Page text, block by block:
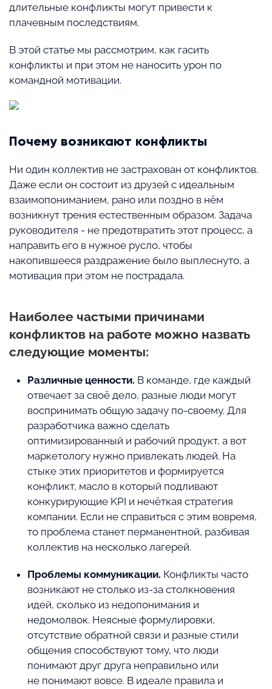
длительные конфликты могут привести к
плачевным последствиям.
В этой статье мы рассмотрим, как гасить
конфликты и при этом не наносить урон по
командной мотивации.
Почему возникают конфликты
Ни один коллектив не застрахован от конфликтов.
Даже если он состоит из друзей с идеальным
взаимопониманием, рано или поздно в нём
возникнут трения естественным образом. Задача
руководителя - не предотвратить этот процесс, а
направить его в нужное русло, чтобы
накопившееся раздражение было выплеснуто, а
мотивация при этом не пострадала.
Наиболее частыми причинами
конфликтов на работе можно назвать
следующие моменты:
Различные ценности. В команде, где каждый
отвечает за своё дело, разные люди могут
воспринимать общую задачу по-своему. Для
разработчика важно сделать
оптимизированный и рабочий продукт, а вот
маркетологу нужно привлекать людей. На
стыке этих приоритетов и формируется
конфликт, масло в который подливают
конкурирующие KPI и нечёткая стратегия
компании. Если не справиться с этим вовремя,
то проблема станет перманентной, разбивая
коллектив на несколько лагерей.
Проблемы коммуникации. Конфликты часто
возникают не столько из-за столкновения
идей, сколько из недопонимания и
недомолвок. Неясные формулировки,
отсутствие обратной связи и разные стили
общения способствуют тому, что люди
понимают друг друга неправильно или
не понимают вовсе. В идеале правила и